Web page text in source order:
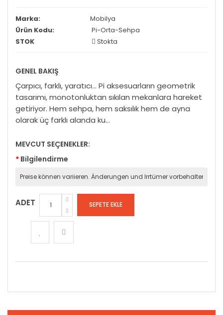
Marka:
Mobilya
Ürün Kodu:
Pi-Orta-Sehpa
STOK
Stokta
GENEL BAKIŞ
Çarpıcı, farklı, yaratıcı… Pi aksesuarların geometrik
tasarımı, monotonluktan sıkılan mekanlara hareket
getiriyor. Hem sehpa, hem saksılık hem de ayna
olarak üç farklı alanda ku...
MEVCUT SEÇENEKLER:
Bilgilendirme
ADET